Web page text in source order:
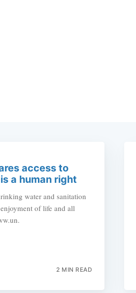
access to
a human right
water and sanitation
of life and all
2 MIN READ